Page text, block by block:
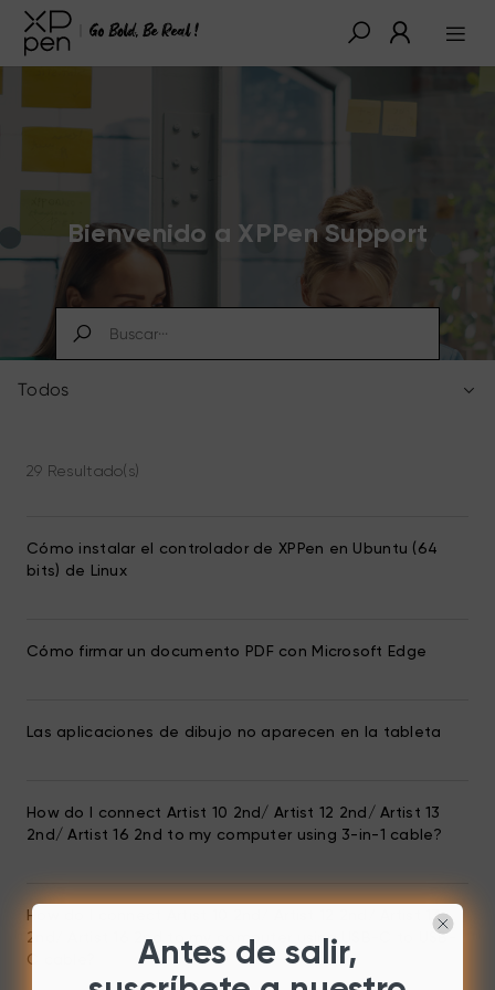
Bienvenido a XPPen Support
Todos
29 Resultado(s)
Cómo instalar el controlador de XPPen en Ubuntu (64
bits) de Linux
Cómo firmar un documento PDF con Microsoft Edge
Las aplicaciones de dibujo no aparecen en la tableta
How do I connect Artist 10 2nd/ Artist 12 2nd/ Artist 13
2nd/ Artist 16 2nd to my computer using 3-in-1 cable?
How do I connect Artist 10 2nd/ Artist 12 2nd/ Artist 13
2nd/ Artist 16 2nd to my computer using USB-C to USB-
C cable?
Antes de salir,